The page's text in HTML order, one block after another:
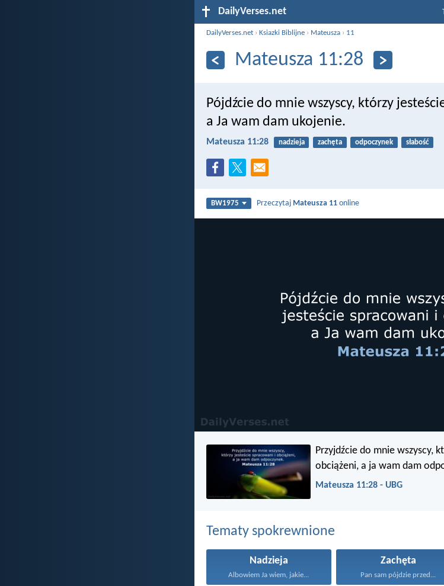
DailyVerses.net
DailyVerses.net ›Ksiazki Biblijne › Mateusza › 11
Mateusza 11:28
Pójdźcie do mnie wszyscy, którzy
a Ja wam dam ukojenie.
Mateusza 11:28 nadzieja zachęta odpoczynek słabość
BW1975 Przeczytaj Mateusza 11 online
Przyjdźcie do mnie wszyscy,
obciążeni, a ja wam dam
Mateusza 11:28 - UBG
Tematy spokrewnione
Nadzieja
Albowiem Ja wiem, jakie...
Zachęta
Pan sam pójdzie przed...